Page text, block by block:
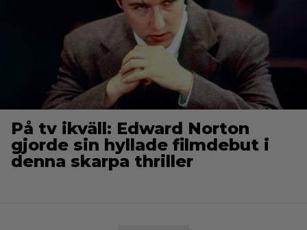
På tv ikväll: Edward Norton
gjorde sin hyllade filmdebut i
denna skarpa thriller